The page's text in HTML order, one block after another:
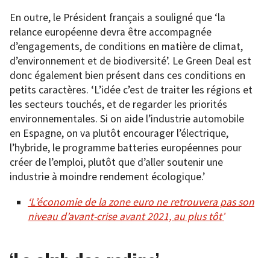
En outre, le Président français a souligné que ‘la
relance européenne devra être accompagnée
d’engagements, de conditions en matière de climat,
d’environnement et de biodiversité’. Le Green Deal est
donc également bien présent dans ces conditions en
petits caractères. ‘L’idée c’est de traiter les régions et
les secteurs touchés, et de regarder les priorités
environnementales. Si on aide l’industrie automobile
en Espagne, on va plutôt encourager l’électrique,
l’hybride, le programme batteries européennes pour
créer de l’emploi, plutôt que d’aller soutenir une
industrie à moindre rendement écologique.’
‘L’économie de la zone euro ne retrouvera pas son
niveau d’avant-crise avant 2021, au plus tôt’